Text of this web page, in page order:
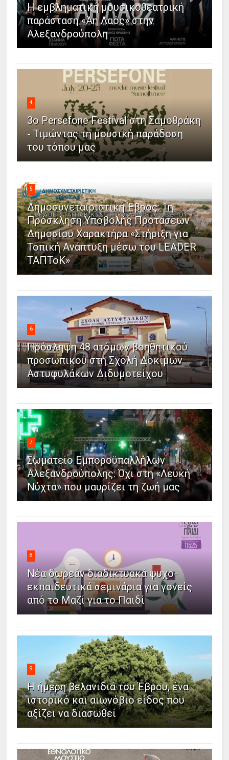
Η εμβληματική μουσικοθεατρική
παράσταση «Άη Λαός» στην
Αλεξανδρούπολη
4
3ο Persefone Festival στη Σαμοθράκη
- Τιμώντας τη μουσική παράδοση
του τόπου μας
5
Δημοσυνεταιριστική Έβρος: 1η
Πρόσκληση Υποβολής Προτάσεων
Δημοσίου Χαρακτήρα «Στήριξη για
Τοπική Ανάπτυξη μέσω του LEADER
ΤΑΠΤοΚ»
6
Πρόσληψη 48 ατόμων βοηθητικού
προσωπικού στη Σχολή Δοκίμων
Αστυφυλάκων Διδυμοτείχου
7
Σωματείο Εμποροϋπαλλήλων
Αλεξανδρούπολης: Όχι στη «Λευκή
Νύχτα» που μαυρίζει τη ζωή μας
8
Νέα δωρεάν διαδικτυακά ψυχο-
εκπαιδευτικά σεμινάρια για γονείς
από το Μαζί για το Παιδί
9
Η ήμερη βελανιδιά του Έβρου, ένα
ιστορικό και αιωνόβιο είδος που
αξίζει να διασωθεί